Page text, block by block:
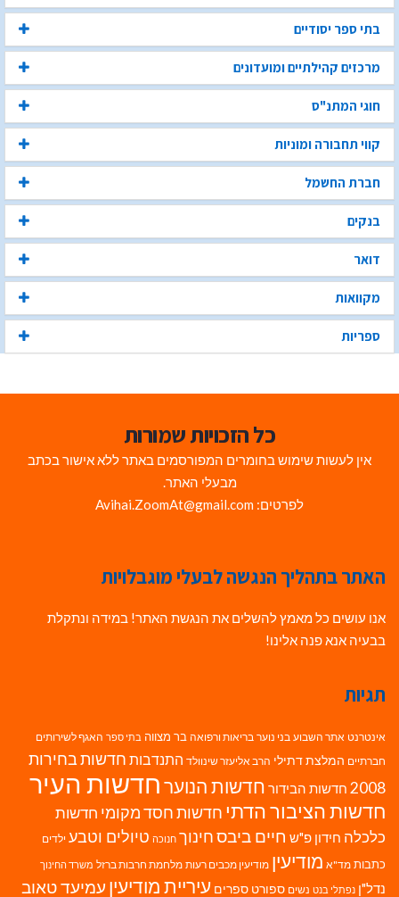
בתי ספר יסודיים
מרכזים קהילתיים ומועדונים
חוגי המתנ"ס
קווי תחבורה ומוניות
חברת החשמל
בנקים
דואר
מקוואות
ספריות
כל הזכויות שמורות
אין לעשות שימוש בחומרים המפורסמים באתר ללא אישור בכתב
מבעלי האתר.
לפרטים: Avihai.ZoomAt@gmail.com
האתר בתהליך הנגשה לבעלי מוגבלויות
אנו עושים כל מאמץ להשלים את הנגשת האתר! במידה ונתקלת
בבעיה אנא פנה אלינו!
תגיות
אינטרנט אתר השבוע בני נוער בריאות ורפואה בר מצווה בתי ספר האגף לשירותים
חברתיים המלצת דתילי הרב אליעזר שינוולד התנדבות חדשות בחירות
2008 חדשות הבידור חדשות הנוערחדשות העיר
חדשות הציבור הדתי חדשות חסד מקומי חדשות
כלכלה חידון פ"ש חיים ביבסחינוך חנוכה טיולים וטבע ילדים
כתבות מד"א מודיעין מודיעין מכבים רעות מלחמת חרבות ברזל משרד החינוך
נדל"ן נפתלי בנט נשים ספורט ספרים עיריית מודיעין עמיעד טאוב